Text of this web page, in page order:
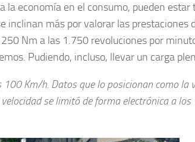
la economía en el consumo, pueden estar
inclinan más por valorar las prestaciones
Nm a las 1.750 revoluciones por
Pudiendo, incluso, llevar un carga
Km/h. Datos que lo posicionan como la
se limitó de forma electrónica a